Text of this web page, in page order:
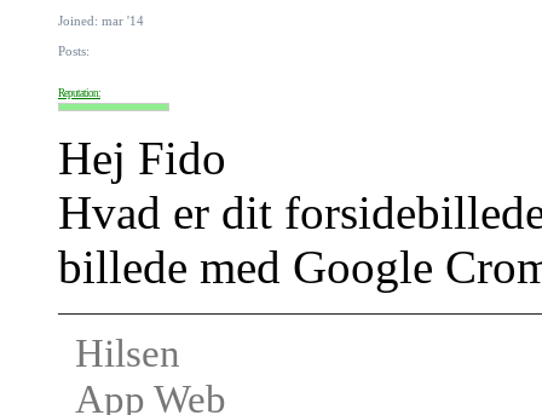
Joined: mar '14
Posts:
Reputation:
Hej Fido
Hvad er dit
billede med Google
Hilsen
App Web